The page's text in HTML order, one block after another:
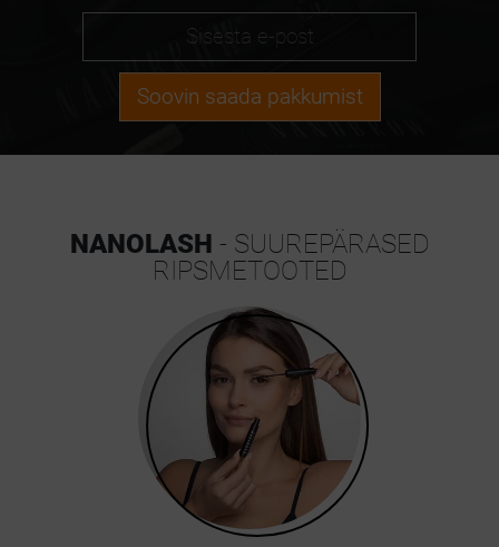
Soovin saada pakkumist
NANOLASH - SUUREPÄRASED
RIPSMETOOTED